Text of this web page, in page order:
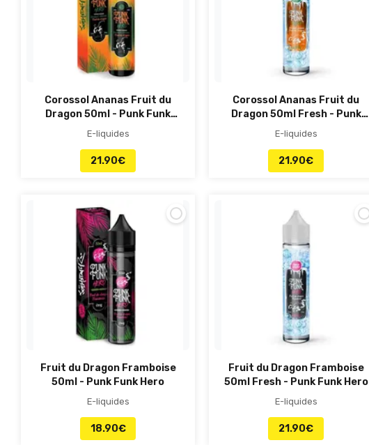
Corossol Ananas Fruit du
Dragon 50ml - Punk Funk
Hero
E-liquides
21.90€
Corossol Ananas Fruit du
Dragon 50ml Fresh - Punk
Funk Hero
E-liquides
21.90€
Fruit du Dragon Framboise
50ml - Punk Funk Hero
E-liquides
18.90€
Fruit du Dragon Framboise
50ml Fresh - Punk Funk Hero
E-liquides
21.90€